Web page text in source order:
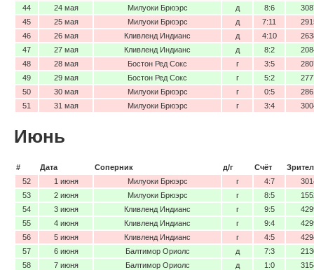
44
24 мая Милуоки Брюэрс д 8:6
45
25 мая Милуоки Брюэрс д 7:11
46
26 мая Кливленд Индианс д 4:10
47
27 мая Кливленд Индианс д 8:2
48
28 мая Бостон Ред Сокс г 3:5
49
29 мая Бостон Ред Сокс г 5:2
50
30 мая Милуоки Брюэрс г 0:5
51
31 мая Милуоки Брюэрс г 3:4
Июнь
# Дата Соперник д/г Счёт
52
1 июня Милуоки Брюэрс г 4:7
53
2 июня Милуоки Брюэрс г 8:5
54
3 июня Кливленд Индианс г 9:5
55
4 июня Кливленд Индианс г 9:4
56
5 июня Кливленд Индианс г 4:5
57
6 июня Балтимор Ориолс д 7:3
58
7 июня Балтимор Ориолс д 1:0